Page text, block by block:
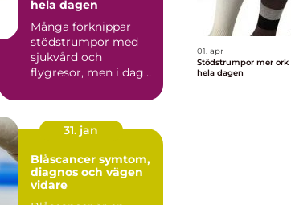
hela dagen
Många förknippar
stödstrumpor med
sjukvård och
flygresor, men i dag
kontoret, ...
31. jan
Blåscancer symtom,
diagnos och vägen
vidare
01. apr
Stödstrumpor mer ork i benen under
hela dagen